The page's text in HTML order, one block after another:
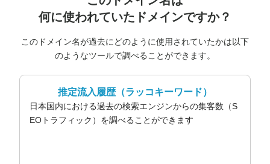
何に使われていたドメインですか？
このドメイン名が過去にどのように使用されていたかは以下
のようなツールで調べることができます。
推定流入履歴（ラッコキーワード）
日本国内における過去の検索エンジンからの集客数（S
EOトラフィック）を調べることができます